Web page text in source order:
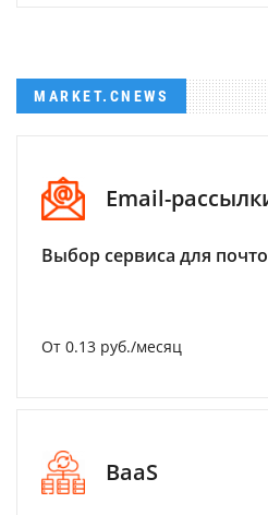
MARKET.CNEWS
Email-
Выбор сервиса для
От 0.13 руб./месяц
BaaS